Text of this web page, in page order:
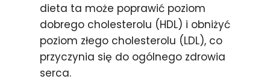
dieta ta może poprawić poziom
dobrego cholesterolu (HDL) i obniżyć
poziom złego cholesterolu (LDL), co
przyczynia się do ogólnego zdrowia
serca.